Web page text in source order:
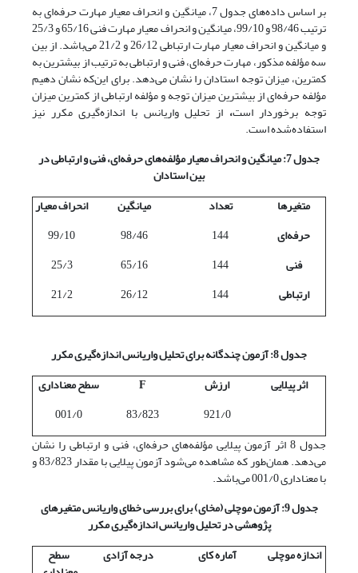
بر اساس داده‌های جدول 7، میانگین و انحراف معیار مهارت حرفه‌ای به
ترتیب 98/46 و 99/10، میانگین و انحراف معیار مهارت فنی 65/16 و 25/3
و میانگین و انحراف معیار مهارت ارتباطی 26/12 و 21/2 می‌باشد. از بین
سه مؤلفه مذکور، مهارت حرفه‌ای، فنی و ارتباطی به ترتیب از بیشترین به
کمترین، میزان توجه استادان را نشان می‌دهد. برای این‌که نشان دهیم
مؤلفه حرفه‌ای از بیشترین میزان توجه و مؤلفه ارتباطی از کمترین میزان
توجه برخوردار است، از تحلیل واریانس با اندازه‌گیری مکرر نیز
استفاده‌شده است.
جدول 7: میانگین و انحراف معیار مؤلفه‌های حرفه‌ای، فنی و ارتباطی در
بین استادان
متغیرها
تعداد میانگین
انحراف معیار
حرفه‌ای
144
98/46
99/10
فنی
144
65/16
25/3
ارتباطی
144
26/12
21/2
جدول 8: آزمون چندگانه برای تحلیل واریانس اندازه‌گیری مکرر
اثر پیلایی
ارزش F
سطح معناداری
921/0
83/823
001/0
جدول 8 اثر آزمون پیلایی مؤلفه‌های حرفه‌ای، فنی و ارتباطی را نشان
می‌دهد. همان‌طور که مشاهده می‌شود آزمون پیلایی با مقدار 83/823 و
با معناداری 001/0 می‌باشد.
جدول 9: آزمون موچلی (مخای) برای بررسی خطای واریانس متغیرهای
پژوهشی در تحلیل واریانس اندازه‌گیری مکرر
اندازه موچلی
آماره کای درجه آزادی سطح